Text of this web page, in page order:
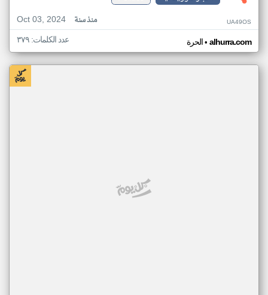
Oct 03, 2024
منذ سنة UA49OS
الحرة• alhurra.com عدد الكلمات: ٣٧٩